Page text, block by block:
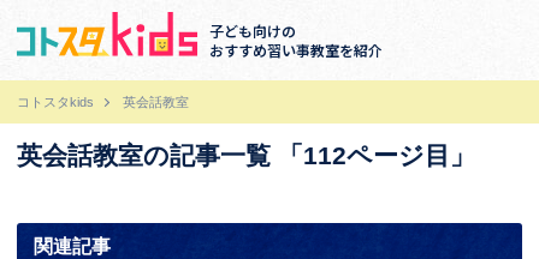
子ども向けの
おすすめ習い事教室を紹介
コトスタkids 英会話教室
英会話教室の記事一覧 「112ページ目」
関連記事